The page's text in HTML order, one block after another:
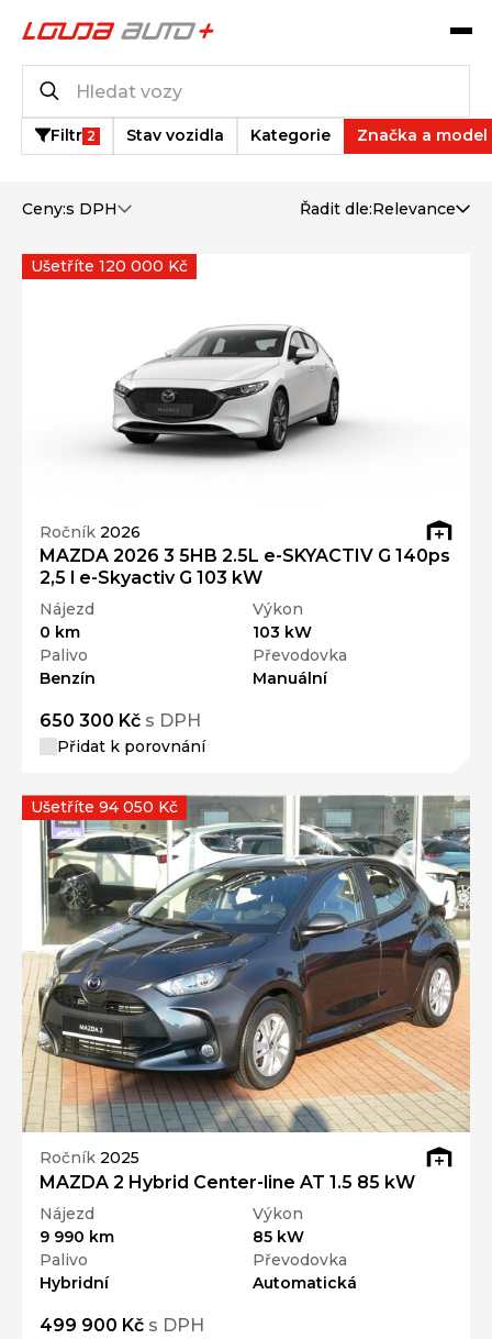
Filtr 2 Stav vozidla Kategorie Značka a model
Ceny:s DPH Řadit dle:Relevance
Ročník 2026
MAZDA 2026 3 5HB 2.5L e-SKYACTIV G 140ps
2,5 l e-Skyactiv G 103 kW
Nájezd
0 km
Výkon
103 kW
Palivo
Benzín
Převodovka
Manuální
650 300 Kč s DPH
Přidat k porovnání
Ušetříte 120 000 Kč
Ročník 2025
MAZDA 2 Hybrid Center-line AT 1.5 85 kW
Nájezd
9 990 km
Výkon
85 kW
Palivo
Hybridní
Převodovka
Automatická
499 900 Kč s DPH
Ušetříte 94 050 Kč